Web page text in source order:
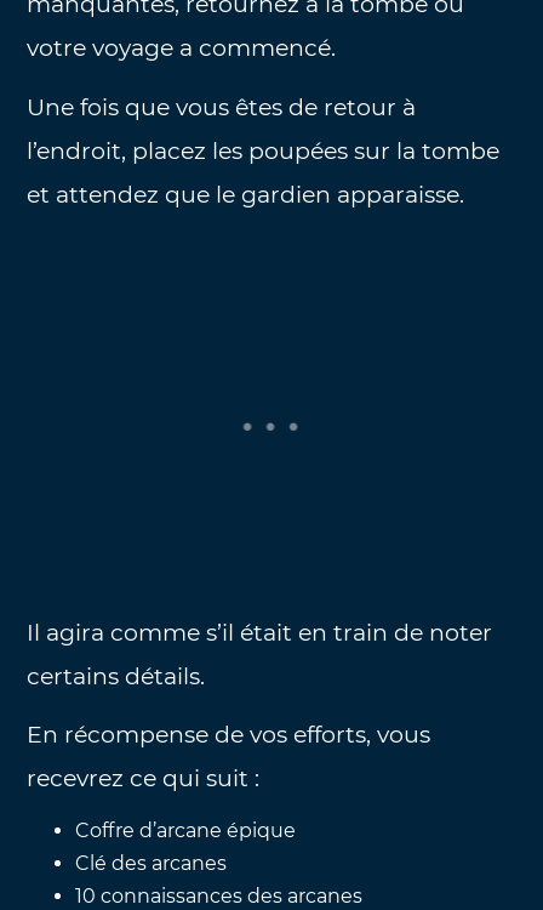
votre voyage a commencé.
Une fois que vous êtes de retour à
l’endroit, placez les poupées sur la tombe
et attendez que le gardien apparaisse.
Il agira comme s’il était en train de noter
certains détails.
En récompense de vos efforts, vous
recevrez ce qui suit :
Coffre d’arcane épique
Clé des arcanes
10 connaissances des arcanes